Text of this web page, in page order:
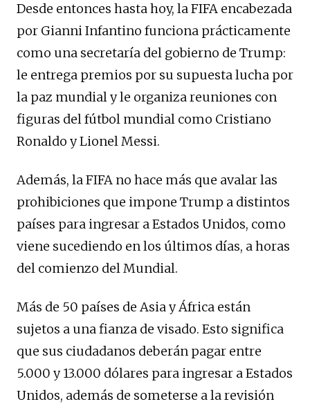
Desde entonces hasta hoy, la FIFA encabezada
por Gianni Infantino funciona prácticamente
como una secretaría del gobierno de Trump:
le entrega premios por su supuesta lucha por
la paz mundial y le organiza reuniones con
figuras del fútbol mundial como Cristiano
Ronaldo y Lionel Messi.
Además, la FIFA no hace más que avalar las
prohibiciones que impone Trump a distintos
países para ingresar a Estados Unidos, como
viene sucediendo en los últimos días, a horas
del comienzo del Mundial.
Más de 50 países de Asia y África están
sujetos a una fianza de visado. Esto significa
que sus ciudadanos deberán pagar entre
5.000 y 13.000 dólares para ingresar a Estados
Unidos, además de someterse a la revisión